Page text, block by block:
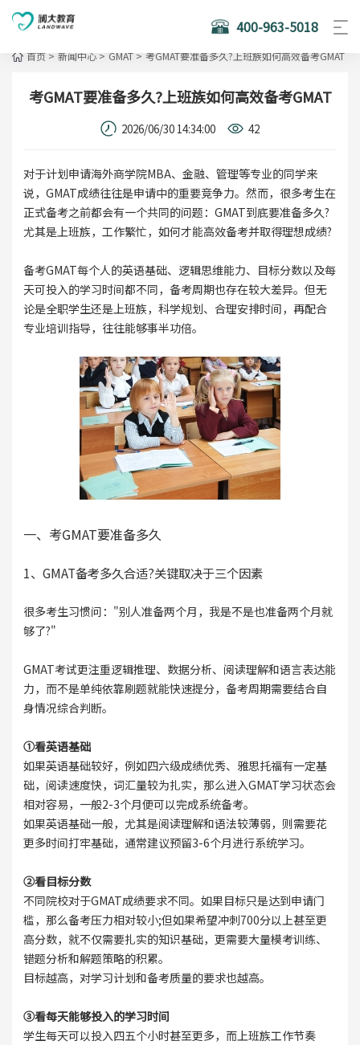
400-963-5018
首页 > 新闻中心 > GMAT > 考GMAT要准备多久?上班族如何高效备考GMAT
考GMAT要准备多久?上班族如何高效备考GMAT
2026/06/30 14:34:00 42
对于计划申请海外商学院MBA、金融、管理等专业的同学来
说，GMAT成绩往往是申请中的重要竞争力。然而，很多考生在
正式备考之前都会有一个共同的问题：GMAT到底要准备多久?
尤其是上班族，工作繁忙，如何才能高效备考并取得理想成绩?
备考GMAT每个人的英语基础、逻辑思维能力、目标分数以及每
天可投入的学习时间都不同，备考周期也存在较大差异。但无
论是全职学生还是上班族，科学规划、合理安排时间，再配合
专业培训指导，往往能够事半功倍。
一、考GMAT要准备多久
1、GMAT备考多久合适?关键取决于三个因素
很多考生习惯问："别人准备两个月，我是不是也准备两个月就
够了?"
GMAT考试更注重逻辑推理、数据分析、阅读理解和语言表达能
力，而不是单纯依靠刷题就能快速提分，备考周期需要结合自
身情况综合判断。
①看英语基础
如果英语基础较好，例如四六级成绩优秀、雅思托福有一定基
础，阅读速度快，词汇量较为扎实，那么进入GMAT学习状态会
相对容易，一般2-3个月便可以完成系统备考。
如果英语基础一般，尤其是阅读理解和语法较薄弱，则需要花
更多时间打牢基础，通常建议预留3-6个月进行系统学习。
②看目标分数
不同院校对于GMAT成绩要求不同。如果目标只是达到申请门
槛，那么备考压力相对较小;但如果希望冲刺700分以上甚至更
高分数，就不仅需要扎实的知识基础，更需要大量模考训练、
错题分析和解题策略的积累。
目标越高，对学习计划和备考质量的要求也越高。
③看每天能够投入的学习时间
学生每天可以投入四五个小时甚至更多，而上班族工作节奏